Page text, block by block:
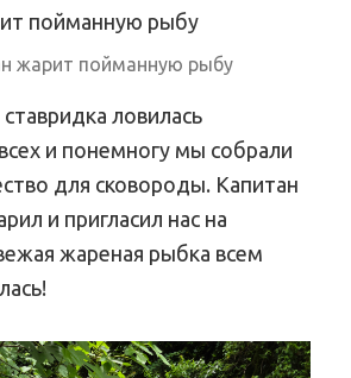
жарит пойманную рыбу
ловилась
и понемногу мы собрали
для сковороды. Капитан
и пригласил нас на
жареная рыбка всем